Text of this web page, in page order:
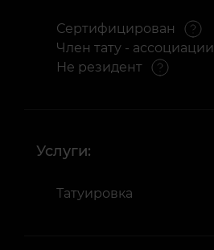
Сертифицирован
Член тату - ассоциации
Не резидент
Услуги:
Татуировка